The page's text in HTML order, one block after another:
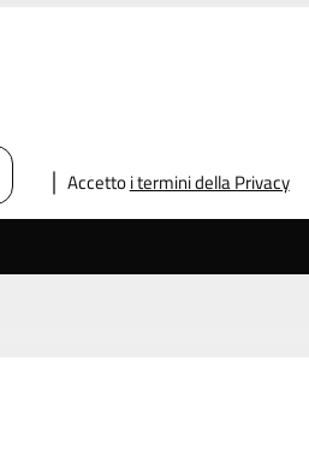
Accettoi termini della Privacy